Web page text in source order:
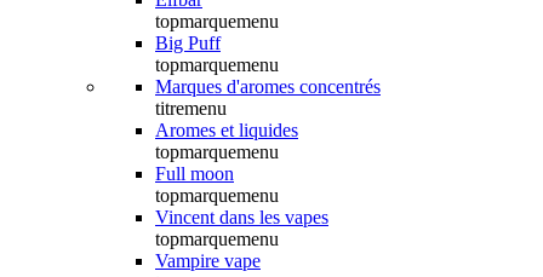
topmarquemenu
Big Puff
topmarquemenu
Marques d'aromes concentrés
titremenu
Aromes et liquides
topmarquemenu
Full moon
topmarquemenu
Vincent dans les vapes
topmarquemenu
Vampire vape